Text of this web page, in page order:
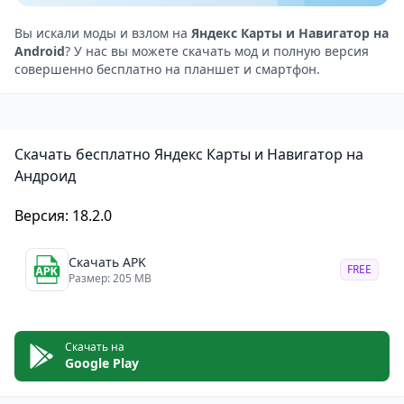
планировать маршруты для различных видов
транспорта, а также учитывать различные
критерии, такие как время, расстояние и стоимость.
Простой и интуитивно понятный интерфейс: Яндекс
легким и комфортным.
Минусы приложения
Для того чтобы навигация и поиск информации
подключение к интернету. Это может быть
неудобно, если нет возможности подключиться к
Некоторые функции приложения могут быть
недоступны без интернета. Это может ограничить
его использование в тех случаях, когда нет
Вы искали моды и взлом на Яндекс Карты и Навигатор на
Android? У нас вы можете скачать мод и полную версия
совершенно бесплатно на планшет и смартфон.
Скачать бесплатно Яндекс Карты и Навигатор на
Андроид
Версия: 18.2.0
Скачать APK
Размер: 205 MB
FREE
Скачать на
Google Play